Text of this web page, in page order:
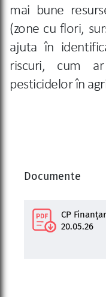
mai bune
(zone cu flori,
ajuta în
riscuri, cum
pesticidelor în
Documente
CP
20.05.26